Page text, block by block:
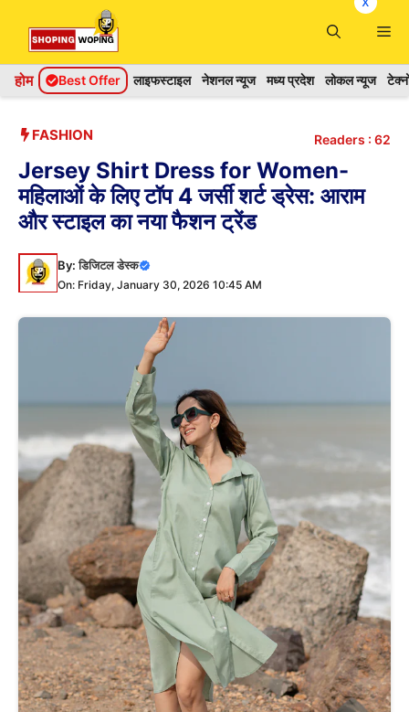
content
होम Best Offer लाइफस्टाइल नेशनल न्यूज मध्य प्रदेश लोकल न्यूज
FASHION Readers : 62
Jersey Shirt Dress for Women-
महिलाओं के लिए टॉप 4 जर्सी शर्ट ड्रेस: आराम
और स्टाइल का नया फैशन ट्रेंड
By:डिजिटल डेस्क
On: Friday, January 30, 2026 10:45 AM